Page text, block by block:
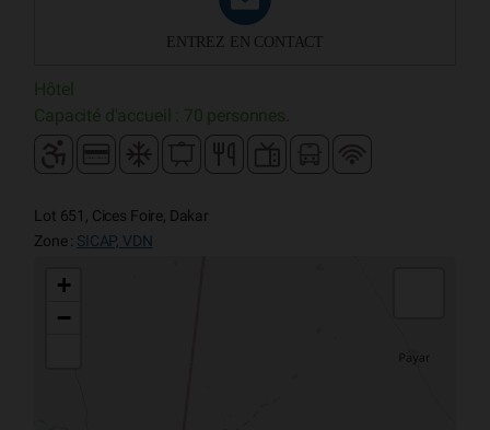
ENTREZ EN CONTACT
Hôtel
Capacité d'accueil : 70 personnes.
Lot 651, Cices Foire, Dakar
Zone : SICAP, VDN
+
−